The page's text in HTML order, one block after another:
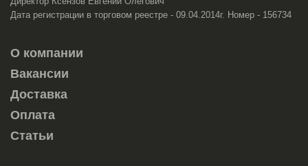
Дата регистрации в торговом реестре - 09.04.2014г. Номер - 156734
О компании
Вакансии
Доставка
Оплата
Статьи